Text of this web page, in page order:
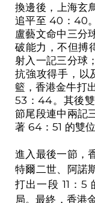
換邊後，上海玄
追平至 40 ： 40
盧藝文命中三分
破能力，不但搏
射入一記三分球
抗強攻得手，以
籃，香港金牛打
53 ：44。其後
節尾段連中兩記
著 64 ： 51 的雙
進入最後一節，
特爾二世、阿諾
打出一段 11 ：5
局。最終，香港